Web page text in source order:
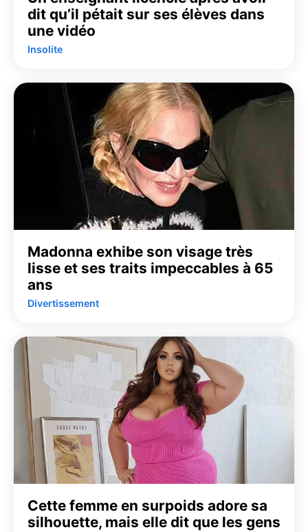
dit qu’il pétait sur ses élèves dans
une vidéo
Insolite
Madonna exhibe son visage très
lisse et ses traits impeccables à 65
ans
Divertissement
Cette femme en surpoids adore sa
silhouette, mais elle dit que les gens